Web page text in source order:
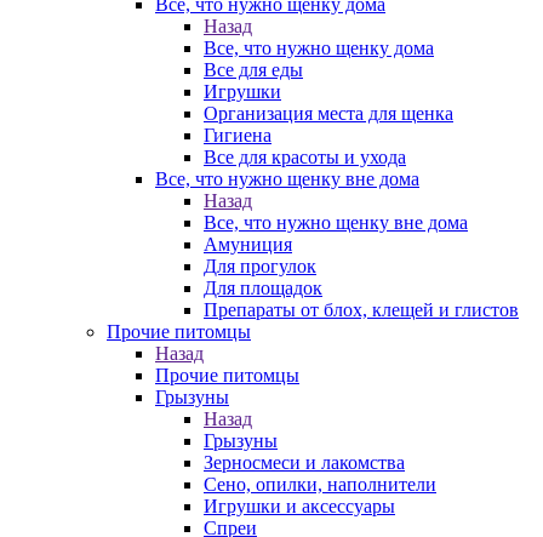
Все, что нужно щенку дома
Назад
Все, что нужно щенку дома
Все для еды
Игрушки
Организация места для щенка
Гигиена
Все для красоты и ухода
Все, что нужно щенку вне дома
Назад
Все, что нужно щенку вне дома
Амуниция
Для прогулок
Для площадок
Препараты от блох, клещей и глистов
Прочие питомцы
Назад
Прочие питомцы
Грызуны
Назад
Грызуны
Зерносмеси и лакомства
Сено, опилки, наполнители
Игрушки и аксессуары
Спреи